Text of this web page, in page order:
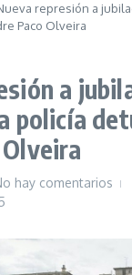
represión a
Paco Olveira
a
policía
hay comentarios